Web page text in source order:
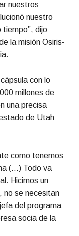
nuestros
nuestro
tiempo”, dijo
la misión Osiris-
con lo
millones de
una precisa
de Utah
como tenemos
(…) Todo va
Hicimos un
no se necesitan
del programa
socia de la